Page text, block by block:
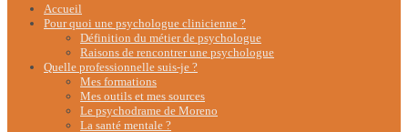
Accueil
Pour quoi une psychologue clinicienne ?
Définition du métier de psychologue
Raisons de rencontrer une psychologue
Quelle professionnelle suis-je ?
Mes formations
Mes outils et mes sources
Le psychodrame de Moreno
La santé mentale ?